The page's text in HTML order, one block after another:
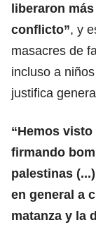
liberaron
conflicto”, y
masacres de
incluso a
justifica
“Hemos
firmando
palestinas
en general a
matanza y la